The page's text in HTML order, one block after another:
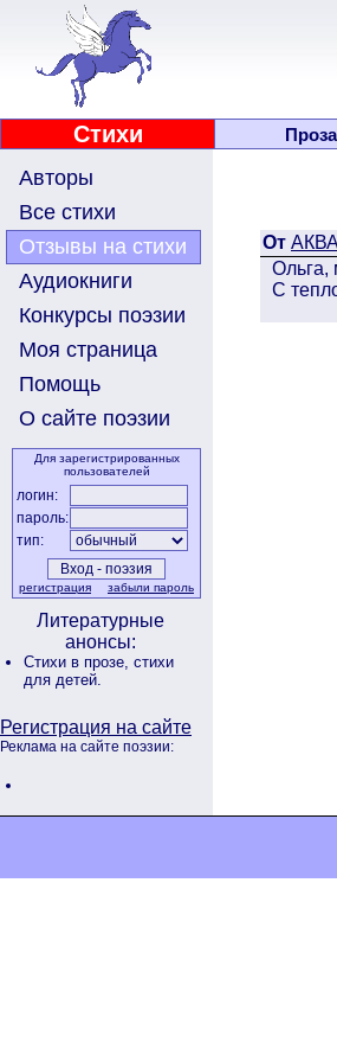
Стихи Проза
Авторы
Все стихи
Отзывы на стихи
Аудиокниги
Конкурсы поэзии
Моя страница
Помощь
О сайте поэзии
Для зарегистрированных
пользователей
логин:
пароль:
тип:
регистрация забыли пароль
Литературные
анонсы:
Стихи в прозе, стихи
для детей.
Регистрация на сайте
Реклама на сайте поэзии:
От
Ольга,
С